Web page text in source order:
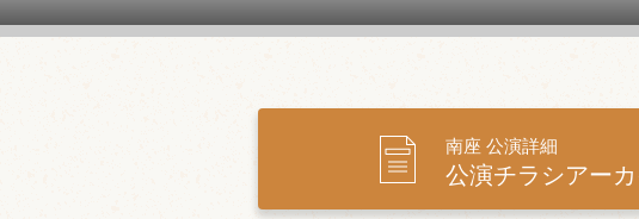
南座 公演詳細
公演チラシアー